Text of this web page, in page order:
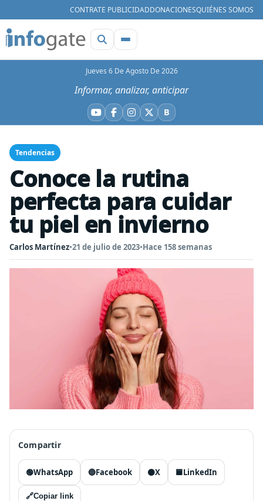
CONTRATE PUBLICIDADDONACIONESQUIÉNES SOMOS
Jueves 6 De Agosto De 2026
Informar, analizar, anticipar
YouTube
Facebook
Instagram
X BBluesky
Tendencias
Conoce la rutina
perfecta para cuidar
tu piel en invierno
Carlos Martínez•21 de julio de 2023•Hace 158 semanas
Compartir
🟢WhatsApp 🔵Facebook ⚫X 🟦LinkedIn
🔗Copiar link